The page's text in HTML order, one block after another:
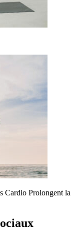
Cardio Prolongent la